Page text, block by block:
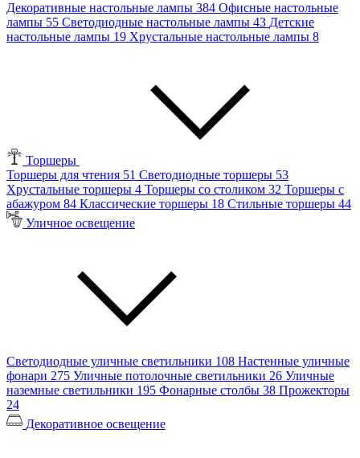
Декоративные настольные лампы 384 Офисные настольные
лампы 55 Светодиодные настольные лампы 43 Детские
настольные лампы 19 Хрустальные настольные лампы 8
Торшеры
Торшеры для чтения 51 Светодиодные торшеры 53
Хрустальные торшеры 4 Торшеры со столиком 32 Торшеры с
абажуром 84 Классические торшеры 18 Стильные торшеры 44
Уличное освещение
Светодиодные уличные светильники 108 Настенные уличные
фонари 275 Уличные потолочные светильники 26 Уличные
наземные светильники 195 Фонарные столбы 38 Прожекторы
24
Декоративное освещение